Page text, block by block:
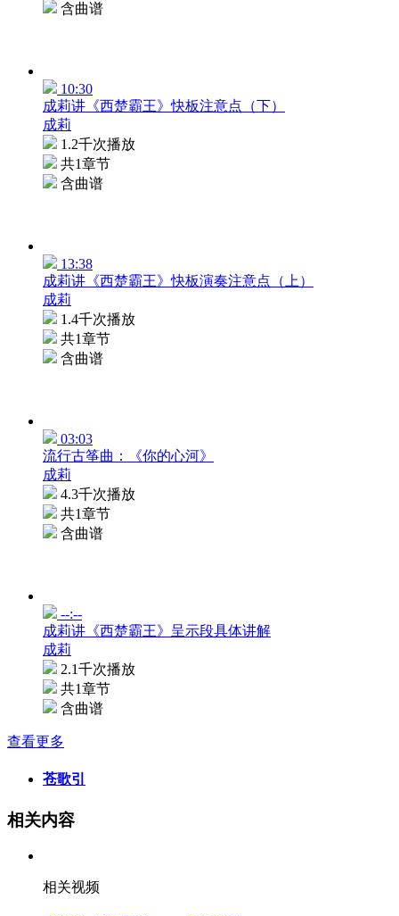
含曲谱
10:30
成莉讲《西楚霸王》快板注意点（下）
成莉
1.2千次播放
共1章节
含曲谱
13:38
成莉讲《西楚霸王》快板演奏注意点（上）
成莉
1.4千次播放
共1章节
含曲谱
03:03
流行古筝曲：《你的心河》
成莉
4.3千次播放
共1章节
含曲谱
--:--
成莉讲《西楚霸王》呈示段具体讲解
成莉
2.1千次播放
共1章节
含曲谱
查看更多
苍歌引
相关内容
相关视频